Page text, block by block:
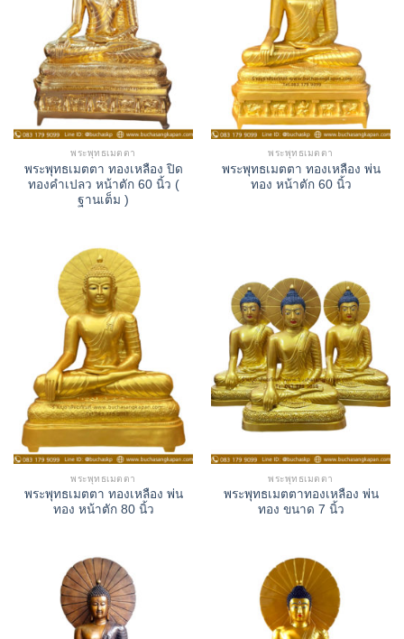
พระพุทธเมตตา
พระพุทธเมตตา ทองเหลือง ปิด
ทองคำเปลว หน้าตัก 60 นิ้ว (
ฐานเต็ม )
พระพุทธเมตตา
พระพุทธเมตตา ทองเหลือง พ่น
ทอง หน้าตัก 60 นิ้ว
พระพุทธเมตตา
พระพุทธเมตตา ทองเหลือง พ่น
ทอง หน้าตัก 80 นิ้ว
พระพุทธเมตตา
พระพุทธเมตตาทองเหลือง พ่น
ทอง ขนาด 7 นิ้ว